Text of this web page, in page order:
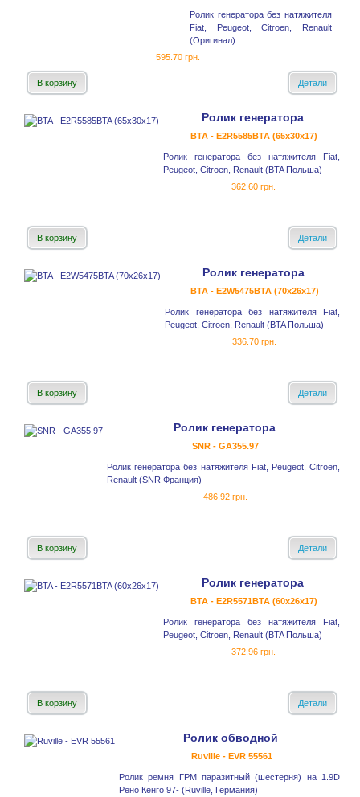
Ролик генератора без натяжителя
Fiat, Peugeot, Citroen, Renault
(Оригинал)
595.70 грн.
В корзину Детали
Ролик генератора
BTA - E2R5585BTA (65x30x17)
Ролик генератора без натяжителя Fiat,
Peugeot, Citroen, Renault (BTA Польша)
362.60 грн.
В корзину Детали
Ролик генератора
BTA - E2W5475BTA (70x26x17)
Ролик генератора без натяжителя Fiat,
Peugeot, Citroen, Renault (BTA Польша)
336.70 грн.
В корзину Детали
Ролик генератора
SNR - GA355.97
Ролик генератора без натяжителя Fiat, Peugeot, Citroen,
Renault (SNR Франция)
486.92 грн.
В корзину Детали
Ролик генератора
BTA - E2R5571BTA (60x26x17)
Ролик генератора без натяжителя Fiat,
Peugeot, Citroen, Renault (BTA Польша)
372.96 грн.
В корзину Детали
Ролик обводной
Ruville - EVR 55561
Ролик ремня ГРМ паразитный (шестерня) на 1.9D
Рено Кенго 97- (Ruville, Германия)